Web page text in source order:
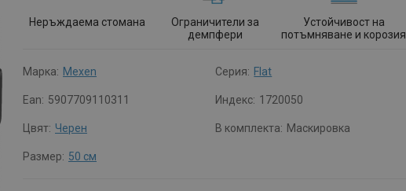
Неръждаема стомана
Ограничители за
демпфери
Устойчивост на
потъмняване и корозия
Марка: Mexen Серия: Flat
Ean: 5907709110311 Индекс: 1720050
Цвят: Черен В комплекта: Маскировка
Размер: 50 см